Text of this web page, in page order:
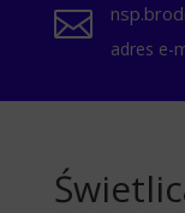

adres e-